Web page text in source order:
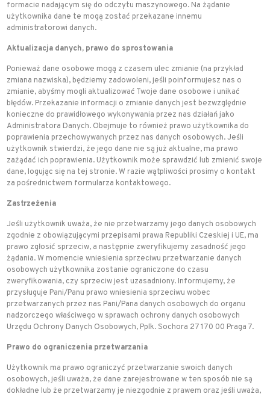
formacie nadającym się do odczytu maszynowego. Na żądanie
użytkownika dane te mogą zostać przekazane innemu
administratorowi danych.
Aktualizacja danych, prawo do sprostowania
Ponieważ dane osobowe mogą z czasem ulec zmianie (na przykład
zmiana nazwiska), będziemy zadowoleni, jeśli poinformujesz nas o
zmianie, abyśmy mogli aktualizować Twoje dane osobowe i unikać
błędów. Przekazanie informacji o zmianie danych jest bezwzględnie
konieczne do prawidłowego wykonywania przez nas działań jako
Administratora Danych. Obejmuje to również prawo użytkownika do
poprawienia przechowywanych przez nas danych osobowych. Jeśli
użytkownik stwierdzi, że jego dane nie są już aktualne, ma prawo
zażądać ich poprawienia. Użytkownik może sprawdzić lub zmienić swoje
dane, logując się na tej stronie. W razie wątpliwości prosimy o kontakt
za pośrednictwem formularza kontaktowego.
Zastrzeżenia
Jeśli użytkownik uważa, że nie przetwarzamy jego danych osobowych
zgodnie z obowiązującymi przepisami prawa Republiki Czeskiej i UE, ma
prawo zgłosić sprzeciw, a następnie zweryfikujemy zasadność jego
żądania. W momencie wniesienia sprzeciwu przetwarzanie danych
osobowych użytkownika zostanie ograniczone do czasu
zweryfikowania, czy sprzeciw jest uzasadniony. Informujemy, że
przysługuje Pani/Panu prawo wniesienia sprzeciwu wobec
przetwarzanych przez nas Pani/Pana danych osobowych do organu
nadzorczego właściwego w sprawach ochrony danych osobowych
Urzędu Ochrony Danych Osobowych, Pplk. Sochora 27 170 00 Praga 7.
Prawo do ograniczenia przetwarzania
Użytkownik ma prawo ograniczyć przetwarzanie swoich danych
osobowych, jeśli uważa, że dane zarejestrowane w ten sposób nie są
dokładne lub że przetwarzamy je niezgodnie z prawem oraz jeśli uważa,